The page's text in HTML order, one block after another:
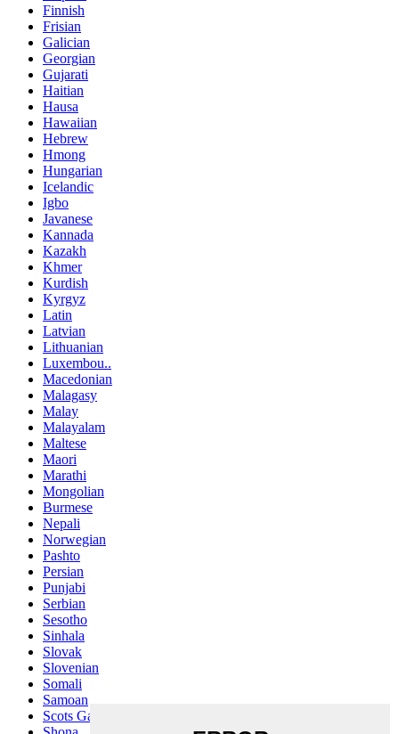
Finnish
Frisian
Galician
Georgian
Gujarati
Haitian
Hausa
Hawaiian
Hebrew
Hmong
Hungarian
Icelandic
Igbo
Javanese
Kannada
Kazakh
Khmer
Kurdish
Kyrgyz
Latin
Latvian
Lithuanian
Luxembou..
Macedonian
Malagasy
Malay
Malayalam
Maltese
Maori
Marathi
Mongolian
Burmese
Nepali
Norwegian
Pashto
Persian
Punjabi
Serbian
Sesotho
Sinhala
Slovak
Slovenian
Somali
Samoan
Scots Gaelic